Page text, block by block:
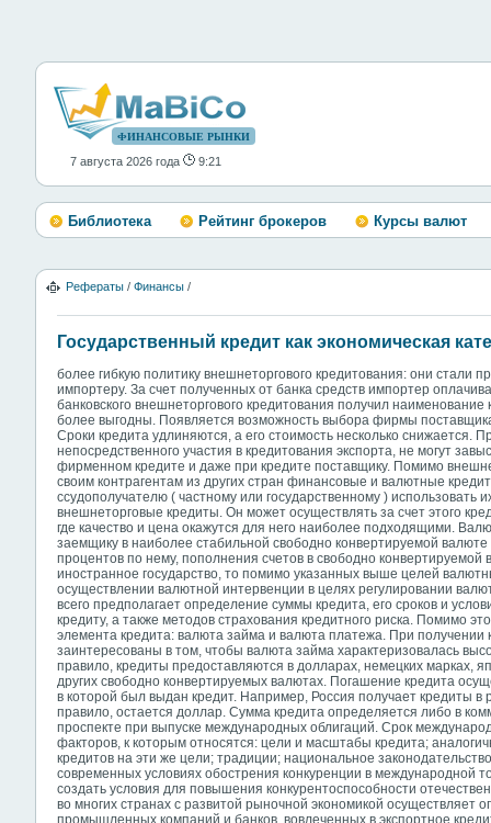
ФИНАНСОВЫЕ РЫНКИ
7 августа 2026 года 9:21
Библиотека Рейтинг брокеров Курсы валют
Рефераты / Финансы /
Государственный кредит как экономическая
более гибкую политику внешнеторгового кредитования: они стали
импортеру. За счет полученных от банка средств импортер
банковского внешнеторгового кредитования получил
более выгодны. Появляется возможность выбора фирмы
Сроки кредита удлиняются, а его стоимость несколько
непосредственного участия в кредитования экспорта, не могут
фирменном кредите и даже при кредите поставщику. Помимо
своим контрагентам из других стран финансовые и валютные
ссудополучателю ( частному или государственному ) использовать
внешнеторговые кредиты. Он может осуществлять за счет этого
где качество и цена окажутся для него наиболее подходящими.
заемщику в наиболее стабильной свободно конвертируемой
процентов по нему, пополнения счетов в свободно
иностранное государство, то помимо указанных выше целей
осуществлении валютной интервенции в целях регулировании
всего предполагает определение суммы кредита, его сроков и
кредиту, а также методов страхования кредитного риска. Помимо
элемента кредита: валюта займа и валюта платежа. При получении
заинтересованы в том, чтобы валюта займа характеризовалась
правило, кредиты предоставляются в долларах, немецких марках,
других свободно конвертируемых валютах. Погашение кредита
в которой был выдан кредит. Например, Россия получает кредиты в
правило, остается доллар. Сумма кредита определяется либо в
проспекте при выпуске международных облигаций. Срок
факторов, к которым относятся: цели и масштабы кредита;
кредитов на эти же цели; традиции; национальное
современных условиях обострения конкуренции в международной
создать условия для повышения конкурентоспособности
во многих странах с развитой рыночной экономикой осуществляет